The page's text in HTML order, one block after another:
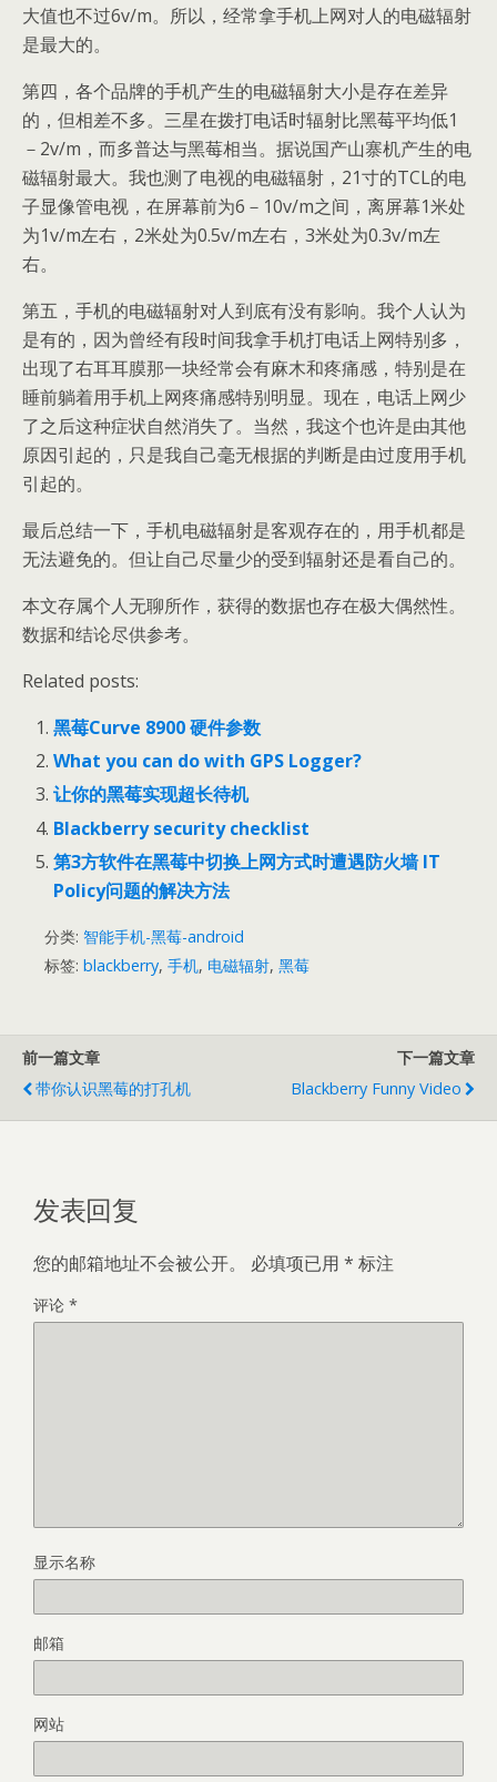
大值也不过6v/m。所以，经常拿手机上网对人的电磁辐射
是最大的。
第四，各个品牌的手机产生的电磁辐射大小是存在差异
的，但相差不多。三星在拨打电话时辐射比黑莓平均低1
－2v/m，而多普达与黑莓相当。据说国产山寨机产生的电
磁辐射最大。我也测了电视的电磁辐射，21寸的TCL的电
子显像管电视，在屏幕前为6－10v/m之间，离屏幕1米处
为1v/m左右，2米处为0.5v/m左右，3米处为0.3v/m左
右。
第五，手机的电磁辐射对人到底有没有影响。我个人认为
是有的，因为曾经有段时间我拿手机打电话上网特别多，
出现了右耳耳膜那一块经常会有麻木和疼痛感，特别是在
睡前躺着用手机上网疼痛感特别明显。现在，电话上网少
了之后这种症状自然消失了。当然，我这个也许是由其他
原因引起的，只是我自己毫无根据的判断是由过度用手机
引起的。
最后总结一下，手机电磁辐射是客观存在的，用手机都是
无法避免的。但让自己尽量少的受到辐射还是看自己的。
本文存属个人无聊所作，获得的数据也存在极大偶然性。
数据和结论尽供参考。
Related posts:
黑莓Curve 8900 硬件参数
What you can do with GPS Logger?
让你的黑莓实现超长待机
Blackberry security checklist
第3方软件在黑莓中切换上网方式时遭遇防火墙 IT
Policy问题的解决方法
分类: 智能手机-黑莓-android
标签: blackberry, 手机, 电磁辐射, 黑莓
前一篇文章
带你认识黑莓的打孔机
下一篇文章
Blackberry Funny Video
发表回复
您的邮箱地址不会被公开。 必填项已用 * 标注
评论 *
显示名称
邮箱
网站